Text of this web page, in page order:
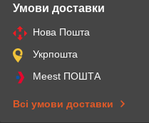
Умови доставки
Нова Пошта
Укрпошта
Meest ПОШТА
Всі умови доставки